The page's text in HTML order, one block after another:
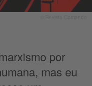
por
mas eu